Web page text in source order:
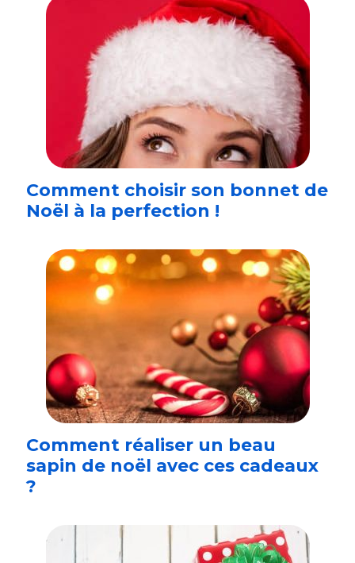
Comment choisir son bonnet de
Noël à la perfection !
Comment réaliser un beau
sapin de noël avec ces cadeaux
?